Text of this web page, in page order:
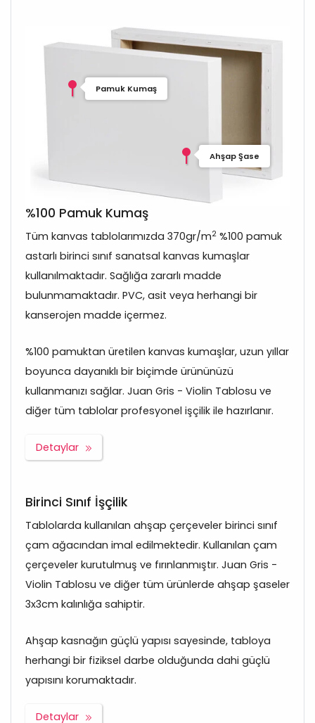
Pamuk Kumaş
Ahşap Şase
%100 Pamuk Kumaş
Tüm kanvas tablolarımızda 370gr/m2 %100 pamuk
astarlı birinci sınıf sanatsal kanvas kumaşlar
kullanılmaktadır. Sağlığa zararlı madde
bulunmamaktadır. PVC, asit veya herhangi bir
kanserojen madde içermez.
%100 pamuktan üretilen kanvas kumaşlar, uzun yıllar
boyunca dayanıklı bir biçimde ürününüzü
kullanmanızı sağlar. Juan Gris - Violin Tablosu ve
diğer tüm tablolar profesyonel işçilik ile hazırlanır.
Detaylar
Birinci Sınıf İşçilik
Tablolarda kullanılan ahşap çerçeveler birinci sınıf
çam ağacından imal edilmektedir. Kullanılan çam
çerçeveler kurutulmuş ve fırınlanmıştır. Juan Gris -
Violin Tablosu ve diğer tüm ürünlerde ahşap şaseler
3x3cm kalınlığa sahiptir.
Ahşap kasnağın güçlü yapısı sayesinde, tabloya
herhangi bir fiziksel darbe olduğunda dahi güçlü
yapısını korumaktadır.
Detaylar